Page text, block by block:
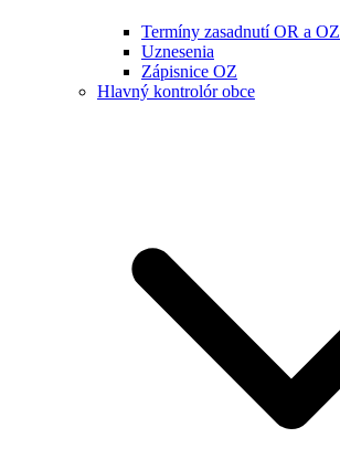
Termíny zasadnutí OR a OZ
Uznesenia
Zápisnice OZ
Hlavný kontrolór obce